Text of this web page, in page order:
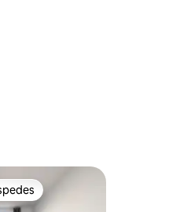
entre huéspedes